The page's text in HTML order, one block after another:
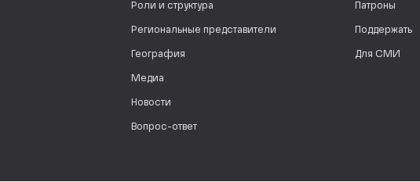
Роли и структура
Региональные представители
География
Медиа
Новости
Вопрос-ответ
Патроны
Поддержать
Для СМИ